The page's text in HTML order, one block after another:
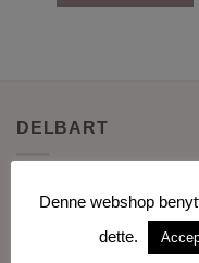
DELBART
indenfor interiør, tøj,
Denne webshop
dette.